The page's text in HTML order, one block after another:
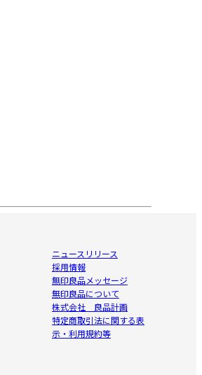
ニュースリリース
採用情報
無印良品メッセージ
無印良品について
株式会社 良品計画
特定商取引法に関する表
示・利用規約等